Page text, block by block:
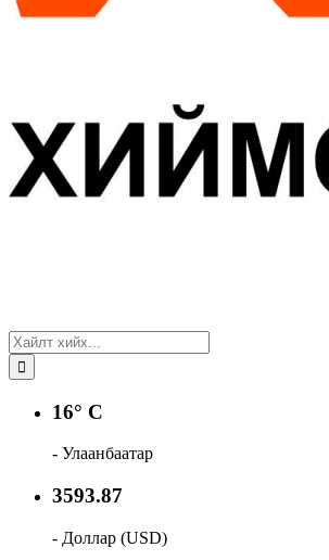
16° C
- Улаанбаатар
3593.87
- Доллар (USD)